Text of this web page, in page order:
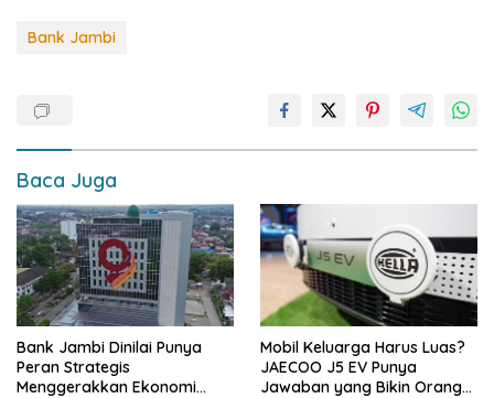
e
o
k
at
p
p
n
Bank Jambi
Baca Juga
Bank Jambi Dinilai Punya
Peran Strategis
Menggerakkan Ekonomi
Mobil Keluarga Harus Luas?
JAECOO J5 EV Punya
Jawaban yang Bikin Orang